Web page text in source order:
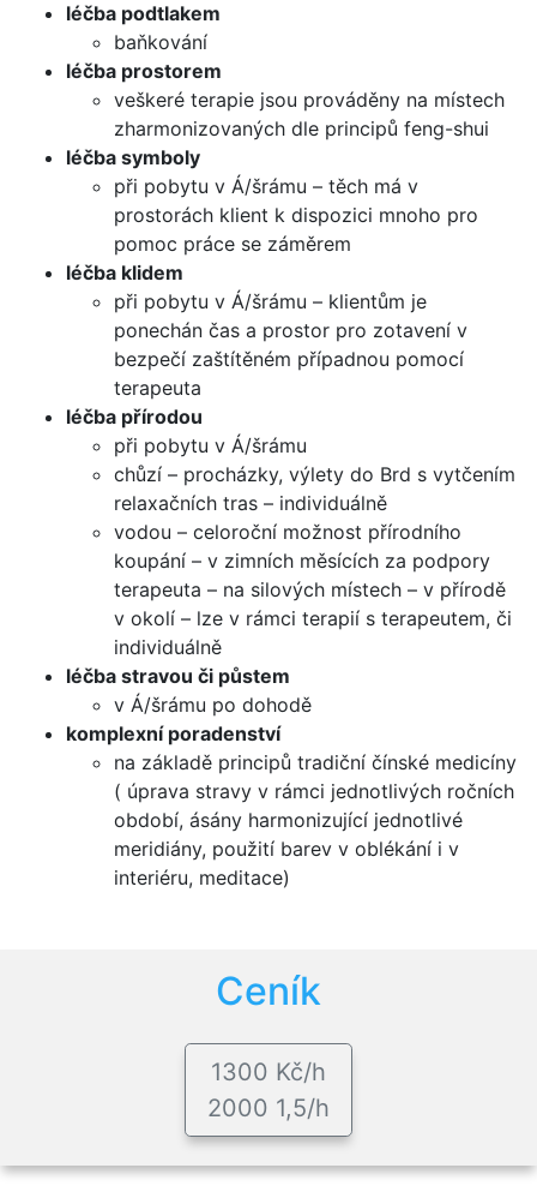
léčba podtlakem
baňkování
léčba prostorem
veškeré terapie jsou prováděny na místech
zharmonizovaných dle principů feng-shui
léčba symboly
při pobytu v Á/šrámu – těch má v
prostorách klient k dispozici mnoho pro
pomoc práce se záměrem
léčba klidem
při pobytu v Á/šrámu – klientům je
ponechán čas a prostor pro zotavení v
bezpečí zaštítěném případnou pomocí
terapeuta
léčba přírodou
při pobytu v Á/šrámu
chůzí – procházky, výlety do Brd s vytčením
relaxačních tras – individuálně
vodou – celoroční možnost přírodního
koupání – v zimních měsících za podpory
terapeuta – na silových místech – v přírodě
v okolí – lze v rámci terapií s terapeutem, či
individuálně
léčba stravou či půstem
v Á/šrámu po dohodě
komplexní poradenství
na základě principů tradiční čínské medicíny
( úprava stravy v rámci jednotlivých ročních
období, ásány harmonizující jednotlivé
meridiány, použití barev v oblékání i v
interiéru, meditace)
Ceník
1300 Kč/h
2000 1,5/h